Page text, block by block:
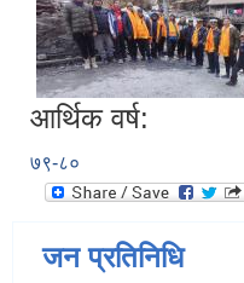
आर्थिक वर्ष:
७९-८०
जन प्रतिनिधि